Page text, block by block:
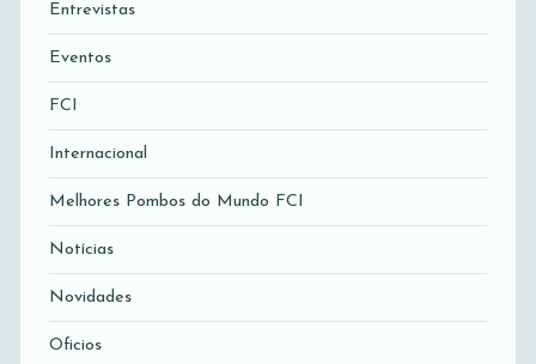
Entrevistas
Eventos
FCI
Internacional
Melhores Pombos do Mundo FCI
Notícias
Novidades
Oficios